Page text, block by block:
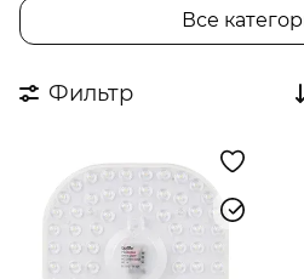
ТрансформаторыВсе
Фильтр